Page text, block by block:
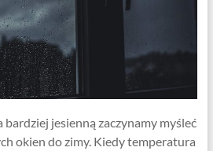
bardziej jesienną zaczynamy myśleć
okien do zimy. Kiedy temperatura